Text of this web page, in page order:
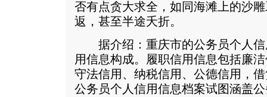
否有点贪大求全，如同海滩上的沙
返，甚至半途夭折。
据介绍：重庆市的公务员个人信
用信息构成。履职信用信息包括廉
守法信用、纳税信用、公德信用，
公务员个人信用信息档案试图涵盖